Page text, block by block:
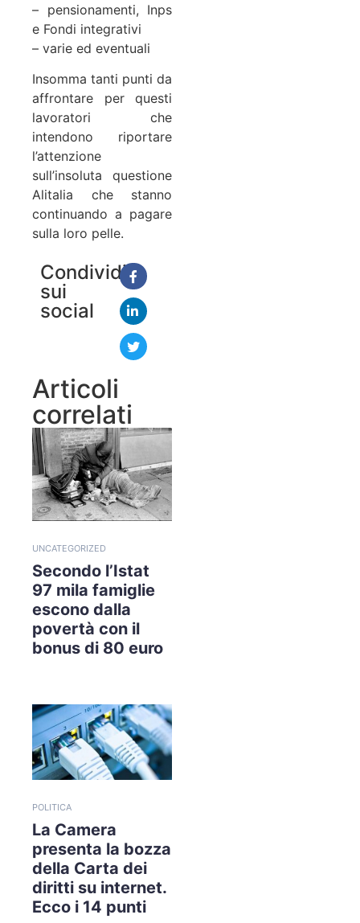
– pensionamenti, Inps
e Fondi integrativi
– varie ed eventuali
Insomma tanti punti da
affrontare per questi
lavoratori che
intendono riportare
l’attenzione
sull’insoluta questione
Alitalia che stanno
continuando a pagare
sulla loro pelle.
Condividi
sui
social
Articoli
correlati
UNCATEGORIZED
Secondo l’Istat
97 mila famiglie
escono dalla
povertà con il
bonus di 80 euro
POLITICA
La Camera
presenta la bozza
della Carta dei
diritti su internet.
Ecco i 14 punti